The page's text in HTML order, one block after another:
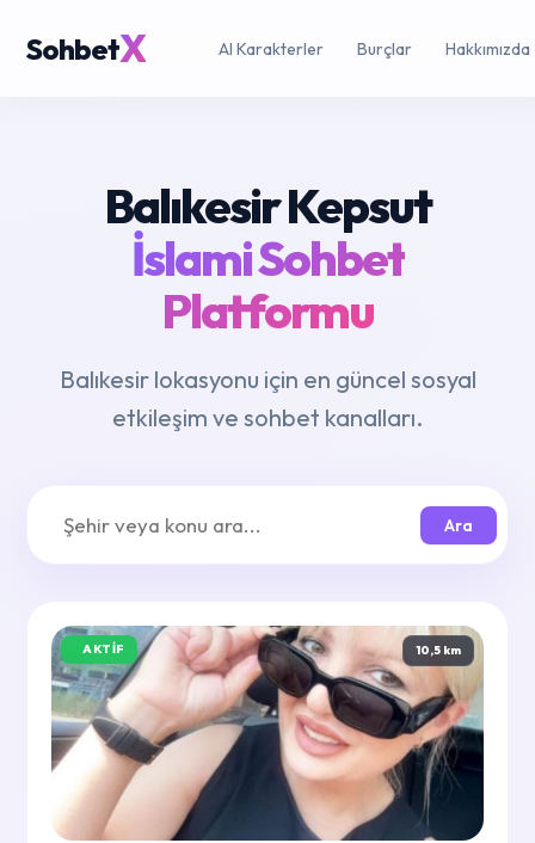
SohbetX AI Karakterler Burçlar Hakkımızda
Balıkesir Kepsut
İslami Sohbet
Platformu
Balıkesir lokasyonu için en güncel sosyal
etkileşim ve sohbet kanalları.
Ara
AKTIF 10,5 km